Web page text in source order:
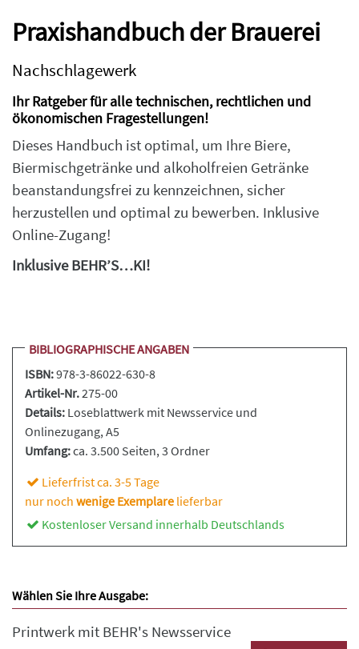
Praxishandbuch der Brauerei
Nachschlagewerk
Ihr Ratgeber für alle technischen, rechtlichen und
ökonomischen Fragestellungen!
Dieses Handbuch ist optimal, um Ihre Biere,
Biermischgetränke und alkoholfreien Getränke
beanstandungsfrei zu kennzeichnen, sicher
herzustellen und optimal zu bewerben. Inklusive
Online-Zugang!
Inklusive BEHR’S…KI!
BIBLIOGRAPHISCHE ANGABEN
ISBN:978-3-86022-630-8
Artikel-Nr.275-00
Details: Loseblattwerk mit Newsservice und
Onlinezugang, A5
Umfang:ca. 3.500 Seiten, 3 Ordner
Lieferfrist ca. 3-5 Tage
nur noch wenige Exemplare lieferbar
Kostenloser Versand innerhalb Deutschlands
Wählen Sie Ihre Ausgabe:
Printwerk mit BEHR's Newsservice